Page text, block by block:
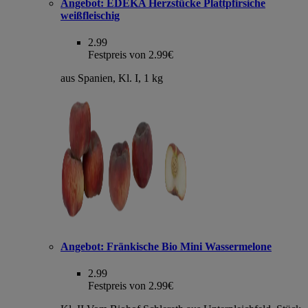
Angebot: EDEKA Herzstücke Plattpfirsiche
weißfleischig
2.99
Festpreis von 2.99€
aus Spanien, Kl. I, 1 kg
Angebot: Fränkische Bio Mini Wassermelone
2.99
Festpreis von 2.99€